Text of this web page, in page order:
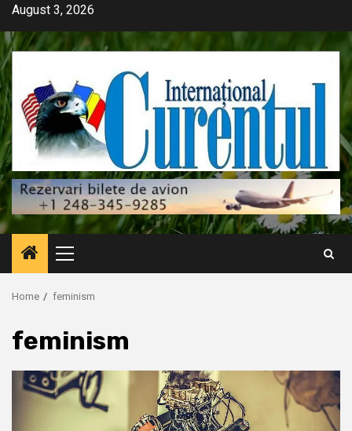
Skip
content
August 3, 2026
Primary
Menu
Home feminism
feminism